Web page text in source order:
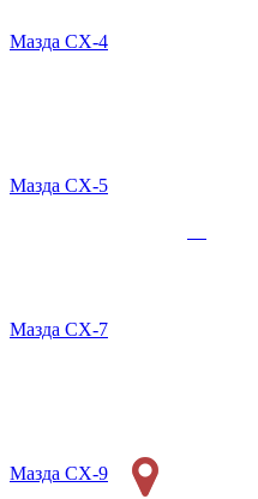
Мазда СХ-4
Мазда СХ-5
Мазда CX-7
Мазда СХ-9